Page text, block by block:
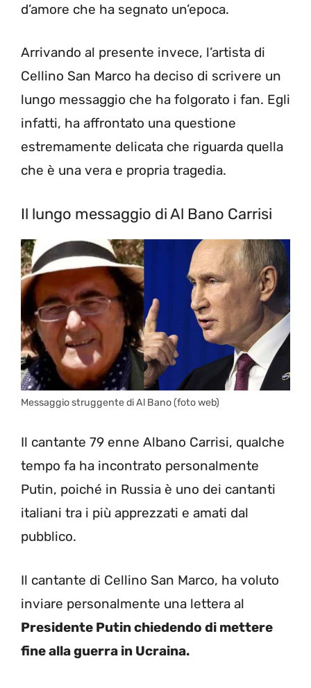
d’amore che ha segnato un’epoca.
Arrivando al presente invece, l’artista di
Cellino San Marco ha deciso di scrivere un
lungo messaggio che ha folgorato i fan. Egli
infatti, ha affrontato una questione
estremamente delicata che riguarda quella
che è una vera e propria tragedia.
Il lungo messaggio di Al Bano Carrisi
Messaggio struggente di Al Bano (foto web)
Il cantante 79 enne Albano Carrisi, qualche
tempo fa ha incontrato personalmente
Putin, poiché in Russia è uno dei cantanti
italiani tra i più apprezzati e amati dal
pubblico.
Il cantante di Cellino San Marco, ha voluto
inviare personalmente una lettera al
Presidente Putin chiedendo di mettere
fine alla guerra in Ucraina.